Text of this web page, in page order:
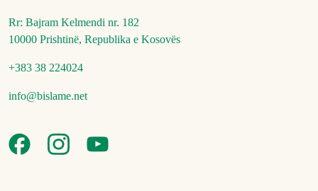
Rr: Bajram Kelmendi nr. 182
10000 Prishtinë, Republika e Kosovës
+383 38 224024
info@bislame.net